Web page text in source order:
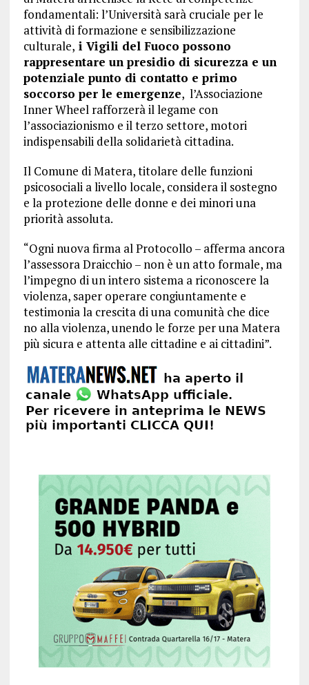
fondamentali: l’Università sarà cruciale per le
attività di formazione e sensibilizzazione
culturale, i Vigili del Fuoco possono
rappresentare un presidio di sicurezza e un
potenziale punto di contatto e primo
soccorso per le emergenze, l’Associazione
Inner Wheel rafforzerà il legame con
l’associazionismo e il terzo settore, motori
indispensabili della solidarietà cittadina.
Il Comune di Matera, titolare delle funzioni
psicosociali a livello locale, considera il sostegno
e la protezione delle donne e dei minori una
priorità assoluta.
“Ogni nuova firma al Protocollo – afferma ancora
l’assessora Draicchio – non è un atto formale, ma
l’impegno di un intero sistema a riconoscere la
violenza, saper operare congiuntamente e
testimonia la crescita di una comunità che dice
no alla violenza, unendo le forze per una Matera
più sicura e attenta alle cittadine e ai cittadini”.